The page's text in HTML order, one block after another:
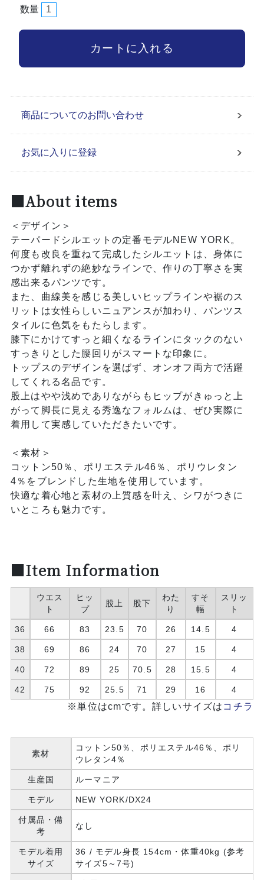
数量
商品についてのお問い合わせ
お気に入りに登録
■About items
＜デザイン＞
テーパードシルエットの定番モデルNEW YORK。
何度も改良を重ねて完成したシルエットは、身体に
つかず離れずの絶妙なラインで、作りの丁寧さを実
感出来るパンツです。
また、曲線美を感じる美しいヒップラインや裾のス
リットは女性らしいニュアンスが加わり、パンツス
タイルに色気をもたらします。
膝下にかけてすっと細くなるラインにタックのない
すっきりとした腰回りがスマートな印象に。
トップスのデザインを選ばず、オンオフ両方で活躍
してくれる名品です。
股上はやや浅めでありながらもヒップがきゅっと上
がって脚長に見える秀逸なフォルムは、ぜひ実際に
着用して実感していただきたいです。
＜素材＞
コットン50％、ポリエステル46％、ポリウレタン
4％をブレンドした生地を使用しています。
快適な着心地と素材の上質感を叶え、シワがつきに
いところも魅力です。
■Item Information
ウエス
ト
ヒッ
プ
股上 股下
わた
り
すそ
幅
スリッ
ト
36 66 83 23.5 70 26 14.5 4
38 69 86 24 70 27 15 4
40 72 89 25 70.5 28 15.5 4
42 75 92 25.5 71 29 16 4
※単位はcmです。詳しいサイズは コチラ
素材
コットン50％、ポリエステル46％、ポリ
ウレタン4％
生産国 ルーマニア
モデル NEW YORK/DX24
付属品・備
考
なし
モデル着用
サイズ
36 / モデル身長 154cm・体重40kg (参考
サイズ5～7号)